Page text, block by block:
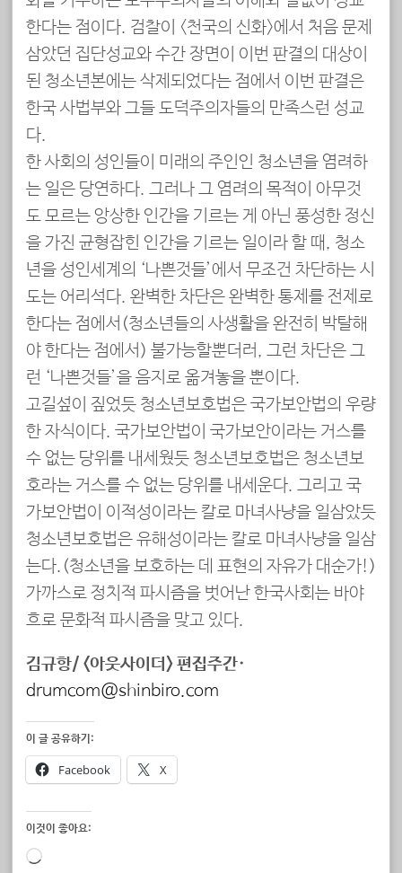
한다는 점이다. 검찰이 <천국의 신화>에서 처음 문제
삼았던 집단성교와 수간 장면이 이번 판결의 대상이
된 청소년본에는 삭제되었다는 점에서 이번 판결은
한국 사법부와 그들 도덕주의자들의 만족스런 성교
다.
한 사회의 성인들이 미래의 주인인 청소년을 염려하
는 일은 당연하다. 그러나 그 염려의 목적이 아무것
도 모르는 앙상한 인간을 기르는 게 아닌 풍성한 정신
을 가진 균형잡힌 인간을 기르는 일이라 할 때, 청소
년을 성인세계의 ‘나쁜것들’에서 무조건 차단하는 시
도는 어리석다. 완벽한 차단은 완벽한 통제를 전제로
한다는 점에서(청소년들의 사생활을 완전히 박탈해
야 한다는 점에서) 불가능할뿐더러, 그런 차단은 그
런 ‘나쁜것들’을 음지로 옮겨놓을 뿐이다.
고길섶이 짚었듯 청소년보호법은 국가보안법의 우량
한 자식이다. 국가보안법이 국가보안이라는 거스를
수 없는 당위를 내세웠듯 청소년보호법은 청소년보
호라는 거스를 수 없는 당위를 내세운다. 그리고 국
가보안법이 이적성이라는 칼로 마녀사냥을 일삼았듯
청소년보호법은 유해성이라는 칼로 마녀사냥을 일삼
는다.(청소년을 보호하는 데 표현의 자유가 대순가!)
가까스로 정치적 파시즘을 벗어난 한국사회는 바야
흐로 문화적 파시즘을 맞고 있다.
김규항/ <아웃사이더> 편집주간·
drumcom@shinbiro.com
이 글 공유하기:
Facebook X
이것이 좋아요:
로